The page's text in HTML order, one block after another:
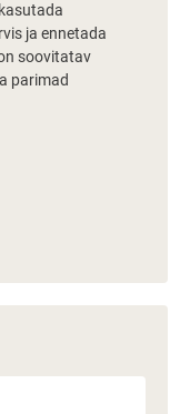
ja ennetada
soovitatav
parimad